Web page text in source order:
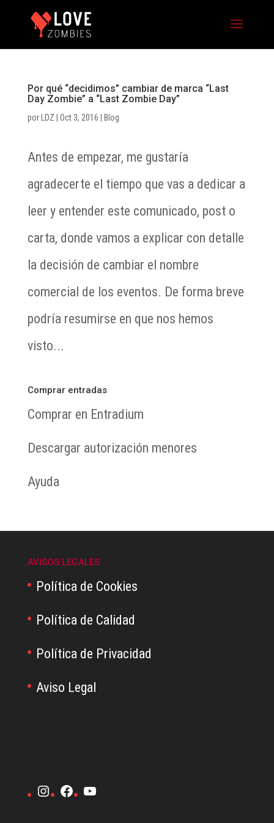
Por qué “decidimos” cambiar de marca “Last
Day Zombie” a “Last Zombie Day”
por LDZ Oct 3, 2016 Blog
Antes de empezar, me gustaría
agradecerte el tiempo que vas a dedicar a
leer y entender este comunicado, post o
carta, donde vamos a explicar con detalle
la decisión de cambiar el nombre
comercial de los eventos. De forma breve
podría resumirse en que nos hemos
visto...
Comprar entradas
Comprar en Entradium
Descargar autorización menores
Ayuda
AVISOS LEGALES
Política de Cookies
Política de Calidad
Política de Privacidad
Aviso Legal
Instagram
Facebook
YouTube